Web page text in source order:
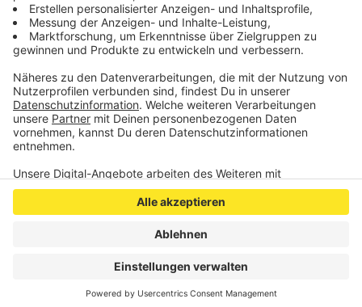
Anzeige
Anzeige